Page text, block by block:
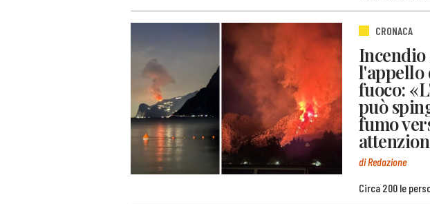
CRONACA
Incendio
l'appello
fuoco:
può
fumo
di Redazione
Circa 200 le